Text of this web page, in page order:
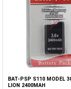
BAT-PSP S110 MODEL
LION 2400MAH